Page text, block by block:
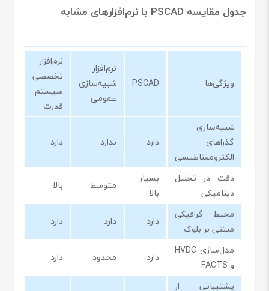
جدول مقایسه PSCAD با نرم‌افزارهای مشابه
ویژگی‌ها PSCAD
نرم‌افزار
شبیه‌سازی
عمومی
نرم‌افزار
تخصصی
سیستم
قدرت
شبیه‌سازی
گذراهای
الکترومغناطیسی
دارد ندارد دارد
دقت در تحلیل
دینامیکی
بسیار
بالا
متوسط
بالا
محیط گرافیکی
مبتنی بر بلوک
دارد دارد
دارد
مدل‌سازی HVDC
و FACTS
دارد محدود
دارد
پشتیبانی از